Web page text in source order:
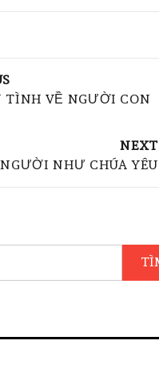
TÌNH VỀ NGƯỜI CON
NEXT
NHƯ CHÚA YÊU